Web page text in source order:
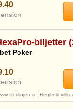
biljetter
Poker
Regler &